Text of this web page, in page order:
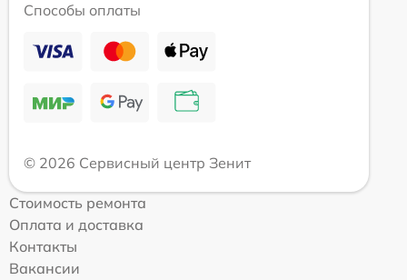
Способы оплаты
© 2026 Сервисный центр Зенит
Стоимость ремонта
Оплата и доставка
Контакты
Вакансии